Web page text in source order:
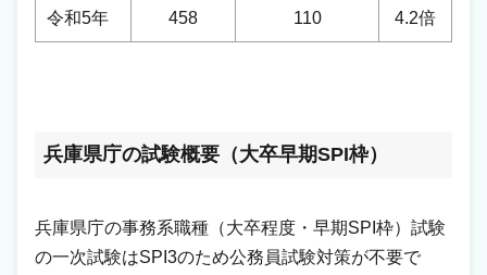
令和5年 458 110 4.2倍
兵庫県庁の試験概要（大卒早期SPI枠）
兵庫県庁の事務系職種（大卒程度・早期SPI枠）試験
の一次試験はSPI3のため公務員試験対策が不要で